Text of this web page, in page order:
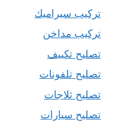
تركيب سيراميك
تركيب مداخن
تصليح تكييف
تصليح تلفونات
تصليح ثلاجات
تصليح سيارات